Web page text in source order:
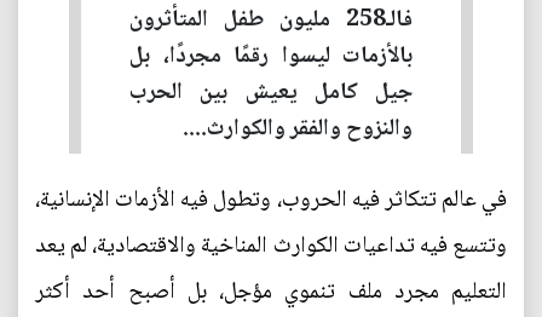
فالـ258 مليون طفل المتأثرون
بالأزمات ليسوا رقمًا مجردًا، بل
جيل كامل يعيش بين الحرب
والنزوح والفقر والكوارث....
في عالم تتكاثر فيه الحروب، وتطول فيه الأزمات الإنسانية،
وتتسع فيه تداعيات الكوارث المناخية والاقتصادية، لم يعد
التعليم مجرد ملف تنموي مؤجل، بل أصبح أحد أكثر